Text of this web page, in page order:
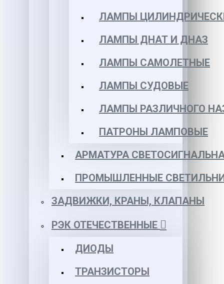
ЛАМПЫ
ЛАМПЫ ДНАТ И ДНАЗ
ЛАМПЫ САМОЛЕТНЫЕ
ЛАМПЫ СУДОВЫЕ
ЛАМПЫ РАЗЛИЧНОГО
ПАТРОНЫ ЛАМПОВЫЕ
АРМАТУРА
ПРОМЫШЛЕННЫЕ
ЗАДВИЖКИ, КРАНЫ, КЛАПАНЫ
РЭК ОТЕЧЕСТВЕННЫЕ
ДИОДЫ
ТРАНЗИСТОРЫ